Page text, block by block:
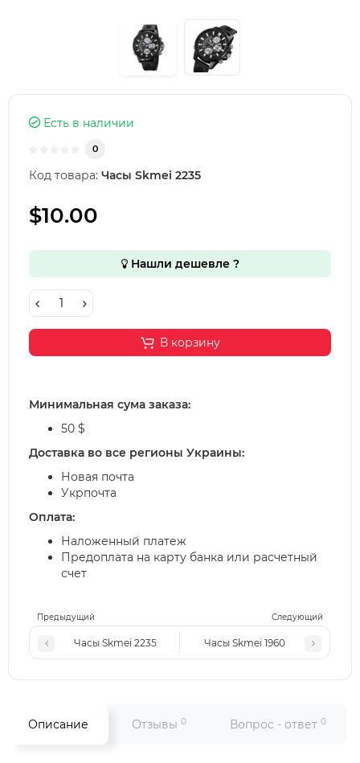
Предыдущий Следующий
Часы Skmei 2235 Часы Skmei 1960
Есть в наличии
0
Код товара: Часы Skmei 2235
$10.00
Нашли дешевле ?
В корзину
Минимальная сума заказа:
50 $
Доставка во все регионы Украины:
Новая почта
Укрпочта
Оплата:
Наложенный платеж
Предоплата на карту банка или расчетный
счет
Описание Отзывы 0 Вопрос - ответ 0